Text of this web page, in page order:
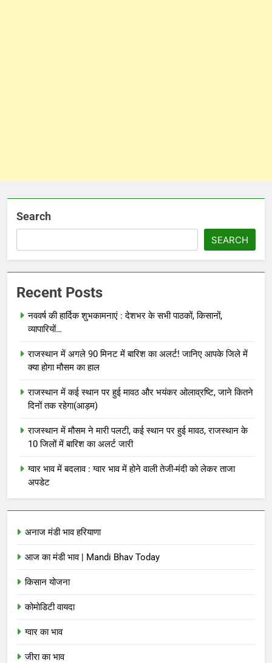
Search
SEARCH
Recent Posts
नववर्ष की हार्दिक शुभकामनाएं : देशभर के सभी पाठकों, किसानों,
व्यापारियों…
राजस्थान में अगले 90 मिनट में बारिश का अलर्ट! जानिए आपके जिले में
क्या होगा मौसम का हाल
राजस्थान में कई स्थान पर हुई मावठ और भयंकर ओलाव्रष्टि, जाने कितने
दिनों तक रहेगा(आड़म)
राजस्थान में मौसम ने मारी पलटी, कई स्थान पर हुई मावठ, राजस्थान के
10 जिलों में बारिश का अलर्ट जारी
ग्वार भाव में बदलाव : ग्वार भाव में होने वाली तेजी-मंदी को लेकर ताजा
अपडेट
अनाज मंडी भाव हरियाणा
आज का मंडी भाव | Mandi Bhav Today
किसान योजना
कोमोडिटी वायदा
ग्वार का भाव
जीरा का भाव